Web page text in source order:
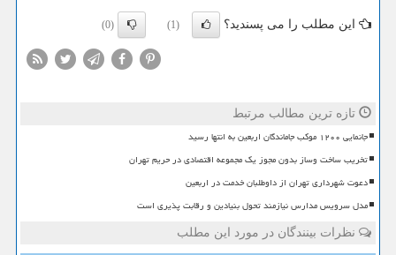
این مطلب را می پسندید؟ (1)
(0)
تازه ترین مطالب مرتبط
جانمایی ۱۲۰۰ موکب جاماندگان اربعین به انتها رسید
تخریب ساخت وساز بدون مجوز یک مجموعه اقتصادی در حریم تهران
دعوت شهرداری تهران از داوطلبان خدمت در اربعین
مدل سرویس مدارس نیازمند تحول بنیادین و رقابت پذیری است
نظرات بینندگان در مورد این مطلب